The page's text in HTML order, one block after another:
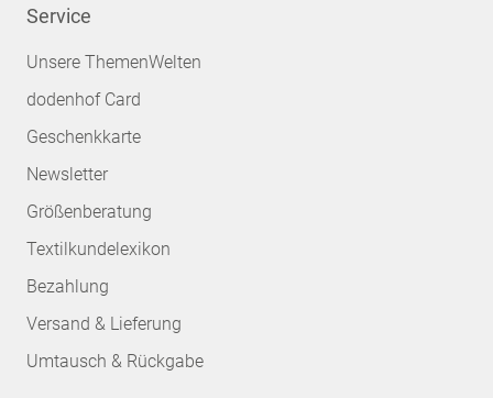
Service
Unsere ThemenWelten
dodenhof Card
Geschenkkarte
Newsletter
Größenberatung
Textilkundelexikon
Bezahlung
Versand & Lieferung
Umtausch & Rückgabe